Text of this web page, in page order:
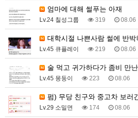
엄마에 대해 썰푸는 아재
Lv.24 칠성그룹 319 08.06
대학시절 나쁜사람 썰에 반박
Lv.45 큐플레이 219 08.06
술 먹고 귀가하다가 좀비 만
Lv.45 몽둥이 223 08.06
펌) 무당 친구와 중고차 보러
Lv.29 소밀면 174 08.06